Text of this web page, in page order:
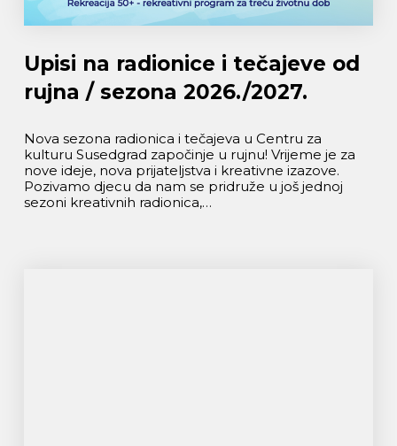
Upisi na radionice i tečajeve od
rujna / sezona 2026./2027.
Nova sezona radionica i tečajeva u Centru za
kulturu Susedgrad započinje u rujnu! Vrijeme je za
nove ideje, nova prijateljstva i kreativne izazove.
Pozivamo djecu da nam se pridruže u još jednoj
sezoni kreativnih radionica,…